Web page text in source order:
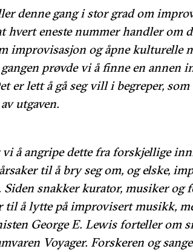
denne gang i stor grad om
hvert eneste nummer handler om
improvisasjon og åpne kulturelle
prøvde vi å finne en annen
er lett å gå seg vill i begreper, som
utgaven.
å angripe dette fra forskjellige
til å bry seg om, og elske,
Siden snakker kurator, musiker og
å lytte på improvisert musikk,
George E. Lewis forteller om
Voyager. Forskeren og